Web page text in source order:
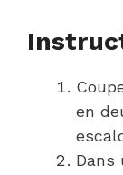
en
Dans